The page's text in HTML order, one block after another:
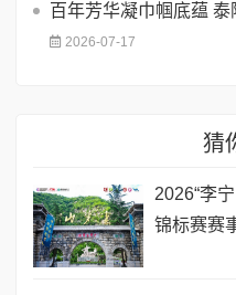
百年芳华凝巾帼底蕴
2026-07-17
猜
2026“李
锦标赛赛